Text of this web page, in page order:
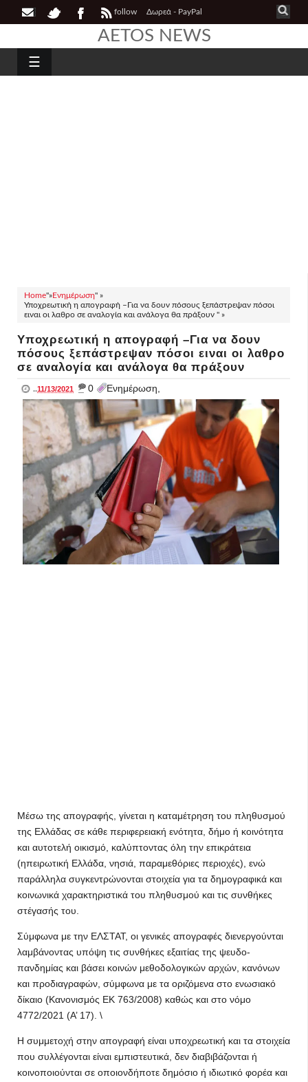
follow Δωρεά - PayPal
AETOS NEWS
☰
Home"»Ενημέρωση" »
Υποχρεωτική η απογραφή –Για να δουν πόσους ξεπάστρεψαν πόσοι
ειναι οι λαθρο σε αναλογία και ανάλογα θα πράξουν " »
Υποχρεωτική η απογραφή –Για να δουν
πόσους ξεπάστρεψαν πόσοι ειναι οι λαθρο
σε αναλογία και ανάλογα θα πράξουν
..11/13/2021 _ 0 Ενημέρωση,
Μέσω της απογραφής, γίνεται η καταμέτρηση του πληθυσμού
της Ελλάδας σε κάθε περιφερειακή ενότητα, δήμο ή κοινότητα
και αυτοτελή οικισμό, καλύπτοντας όλη την επικράτεια
(ηπειρωτική Ελλάδα, νησιά, παραμεθόριες περιοχές), ενώ
παράλληλα συγκεντρώνονται στοιχεία για τα δημογραφικά και
κοινωνικά χαρακτηριστικά του πληθυσμού και τις συνθήκες
στέγασής του.
Σύμφωνα με την ΕΛΣΤΑΤ, οι γενικές απογραφές διενεργούνται
λαμβάνοντας υπόψη τις συνθήκες εξαιτίας της ψευδο-
πανδημίας και βάσει κοινών μεθοδολογικών αρχών, κανόνων
και προδιαγραφών, σύμφωνα με τα οριζόμενα στο ενωσιακό
δίκαιο (Κανονισμός ΕΚ 763/2008) καθώς και στο νόμο
4772/2021 (Α’ 17). \
Η συμμετοχή στην απογραφή είναι υποχρεωτική και τα στοιχεία
που συλλέγονται είναι εμπιστευτικά, δεν διαβιβάζονται ή
κοινοποιούνται σε οποιονδήποτε δημόσιο ή ιδιωτικό φορέα και